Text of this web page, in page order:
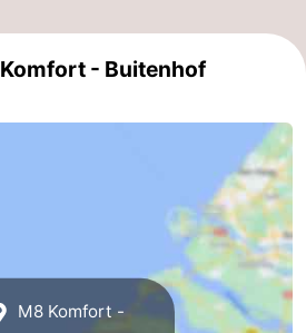
- Buitenhof
M8 Komfort -